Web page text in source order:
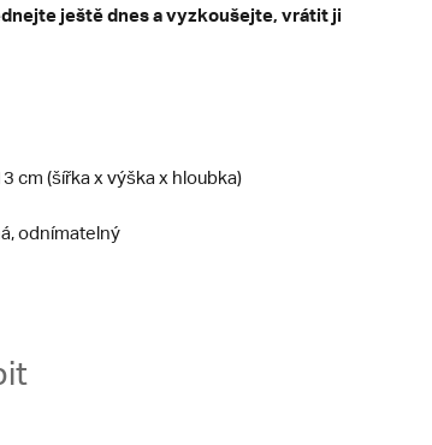
ještě dnes a vyzkoušejte, vrátit ji
cm (šířka x výška x hloubka)
odnímatelný